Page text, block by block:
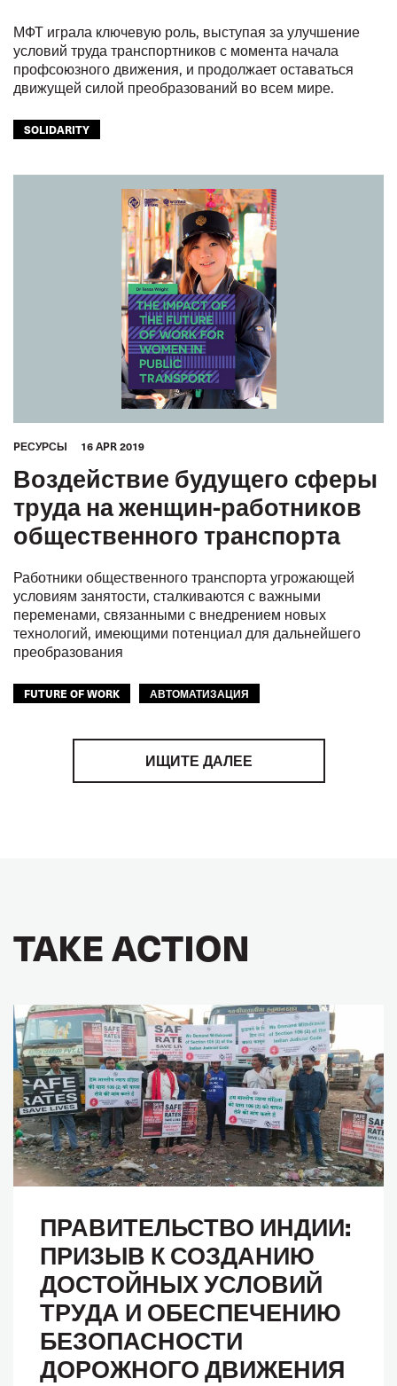
МФТ играла ключевую роль, выступая за улучшение
условий труда транспортников с момента начала
профсоюзного движения, и продолжает оставаться
движущей силой преобразований во всем мире.
SOLIDARITY
PЕСУРСЫ 16 APR 2019
Воздействие будущего сферы
труда на женщин-работников
общественного транспорта
Работники общественного транспорта угрожающей
условиям занятости, сталкиваются с важными
переменами, связанными с внедрением новых
технологий, имеющими потенциал для дальнейшего
преобразования
FUTURE OF WORK
АВТОМАТИЗАЦИЯ
ИЩИТЕ ДАЛЕЕ
TAKE ACTION
ПРАВИТЕЛЬСТВО ИНДИИ:
ПРИЗЫВ К СОЗДАНИЮ
ДОСТОЙНЫХ УСЛОВИЙ
ТРУДА И ОБЕСПЕЧЕНИЮ
БЕЗОПАСНОСТИ
ДОРОЖНОГО ДВИЖЕНИЯ